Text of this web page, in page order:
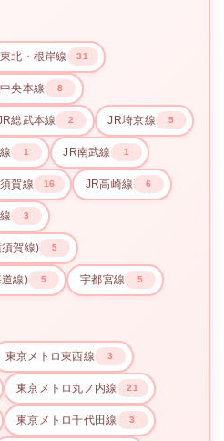
北・根岸線 31
央本線 8
総武本線 2 JR埼京線 5
1 JR南武線 1
賀線 16 JR高崎線 6
3
賀線) 5
線) 5 宇都宮線 5
東京メトロ東西線 3
東京メトロ丸ノ内線 21
東京メトロ千代田線 3